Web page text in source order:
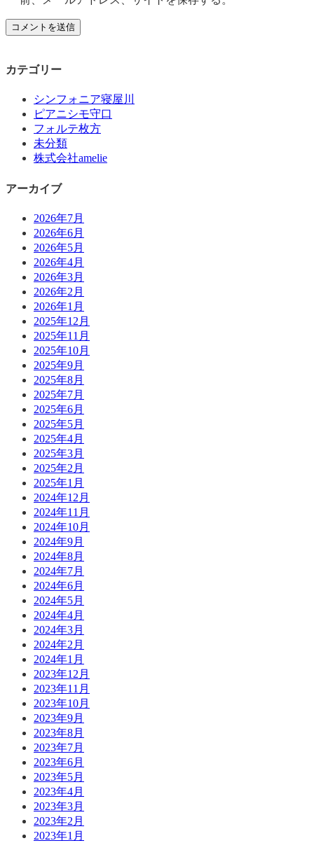
カテゴリー
シンフォニア寝屋川
ピアニシモ守口
フォルテ枚方
未分類
株式会社amelie
アーカイブ
2026年7月
2026年6月
2026年5月
2026年4月
2026年3月
2026年2月
2026年1月
2025年12月
2025年11月
2025年10月
2025年9月
2025年8月
2025年7月
2025年6月
2025年5月
2025年4月
2025年3月
2025年2月
2025年1月
2024年12月
2024年11月
2024年10月
2024年9月
2024年8月
2024年7月
2024年6月
2024年5月
2024年4月
2024年3月
2024年2月
2024年1月
2023年12月
2023年11月
2023年10月
2023年9月
2023年8月
2023年7月
2023年6月
2023年5月
2023年4月
2023年3月
2023年2月
2023年1月